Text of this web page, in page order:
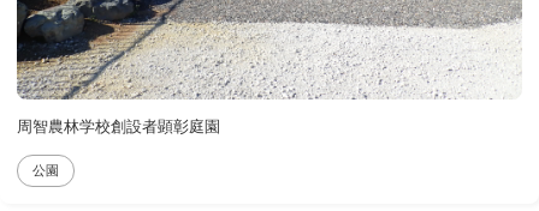
周智農林学校創設者顕彰庭園
公園